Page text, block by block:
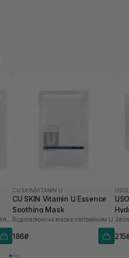
Заспокійлива тканева маска для обличчя
CU SKIN |VITAMIN U
CU SKIN Vitamin U Essence
Soothing Mask
Відновлююча маска з вітаміном U
186₴
шт